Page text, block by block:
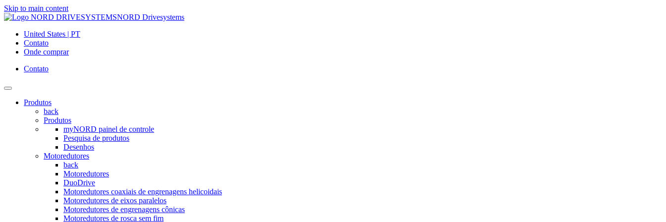
Skip to main content
NORD Drivesystems
United States | PT
Contato
Onde comprar
Contato
Produtos
back
Produtos
myNORD painel de controle
Pesquisa de produtos
Desenhos
Motoredutores
back
Motoredutores
DuoDrive
Motoredutores coaxiais de engrenagens helicoidais
Motoredutores de eixos paralelos
Motoredutores de engrenagens cônicas
Motoredutores de rosca sem fim